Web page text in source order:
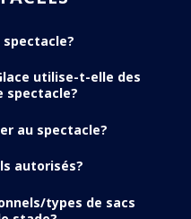
spectacle?
utilise-t-elle des
spectacle?
au spectacle?
autorisés?
types de sacs